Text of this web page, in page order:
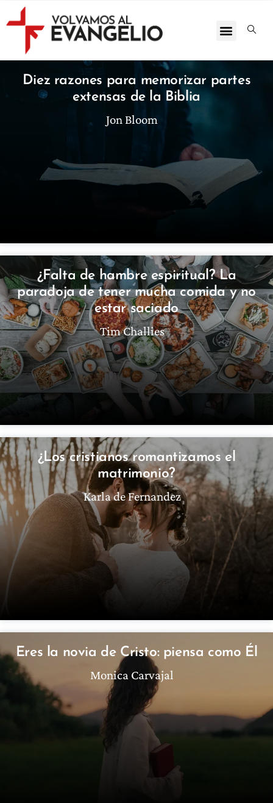
Diez razones para memorizar partes
extensas de la Biblia
Jon Bloom
¿Falta de hambre espiritual? La
paradoja de tener mucha comida y no
estar saciado
Tim Challies
¿Los cristianos romantizamos el
matrimonio?
Karla de Fernandez
Eres la novia de Cristo: piensa como Él
Monica Carvajal